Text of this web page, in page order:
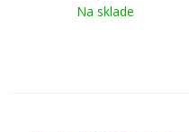
Na sklade